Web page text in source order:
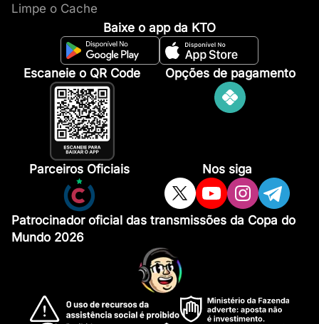
Limpe o Cache
Baixe o app da KTO
Escaneie o QR Code Opções de pagamento
Parceiros Oficiais Nos siga
Patrocinador oficial das transmissões da Copa do
Mundo 2026